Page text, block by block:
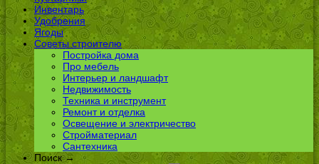
Инвентарь
Удобрения
Ягоды
Советы строителю
Постройка дома
Про мебель
Интерьер и ландшафт
Недвижимость
Техника и инструмент
Ремонт и отделка
Освещение и электричество
Стройматериал
Сантехника
Поиск →